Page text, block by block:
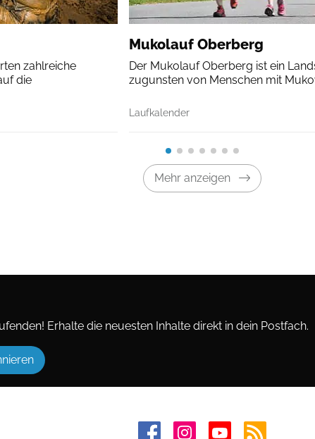
zahlreiche
die
Mukolauf Oberberg
Der Mukolauf Oberberg ist ein
zugunsten von Menschen mit
Laufkalender
Mehr anzeigen
Erhalte die neuesten Inhalte direkt in dein Postfach.